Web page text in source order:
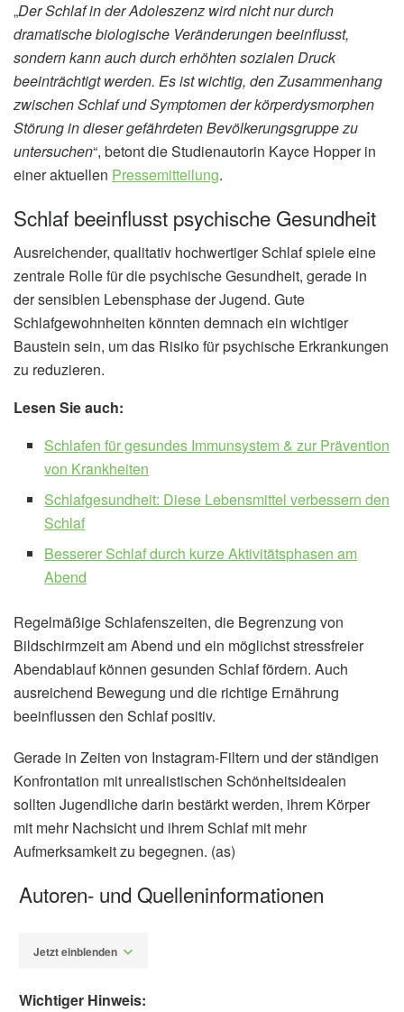
„Der Schlaf in der Adoleszenz wird nicht nur durch
dramatische biologische Veränderungen beeinflusst,
sondern kann auch durch erhöhten sozialen Druck
beeinträchtigt werden. Es ist wichtig, den Zusammenhang
zwischen Schlaf und Symptomen der körperdysmorphen
Störung in dieser gefährdeten Bevölkerungsgruppe zu
untersuchen“, betont die Studienautorin Kayce Hopper in
einer aktuellen Pressemitteilung.
Schlaf beeinflusst psychische Gesundheit
Ausreichender, qualitativ hochwertiger Schlaf spiele eine
zentrale Rolle für die psychische Gesundheit, gerade in
der sensiblen Lebensphase der Jugend. Gute
Schlafgewohnheiten könnten demnach ein wichtiger
Baustein sein, um das Risiko für psychische Erkrankungen
zu reduzieren.
Lesen Sie auch:
Schlafen für gesundes Immunsystem & zur Prävention
von Krankheiten
Schlafgesundheit: Diese Lebensmittel verbessern den
Schlaf
Besserer Schlaf durch kurze Aktivitätsphasen am
Abend
Regelmäßige Schlafenszeiten, die Begrenzung von
Bildschirmzeit am Abend und ein möglichst stressfreier
Abendablauf können gesunden Schlaf fördern. Auch
ausreichend Bewegung und die richtige Ernährung
beeinflussen den Schlaf positiv.
Gerade in Zeiten von Instagram-Filtern und der ständigen
Konfrontation mit unrealistischen Schönheitsidealen
sollten Jugendliche darin bestärkt werden, ihrem Körper
mit mehr Nachsicht und ihrem Schlaf mit mehr
Aufmerksamkeit zu begegnen. (as)
Autoren- und Quelleninformationen
Jetzt einblenden
Wichtiger Hinweis: